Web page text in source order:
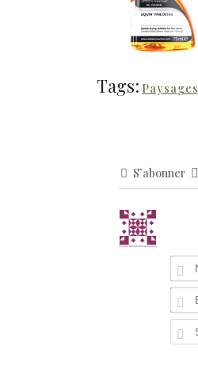
Tags: Paysages
S’abonner